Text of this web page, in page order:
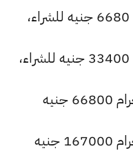
سعر الذهب عيار 21 وزن 1 جرام 6680 جنيه للشراء،
سعر الذهب عيار 21 وزن 5 جرام 33400 جنيه للشراء،
أسعار الذهب عيار 21 وزن 10 جرام 66800 جنيه
أسعار الذهب عيار 21 وزن 25 جرام 167000 جنيه